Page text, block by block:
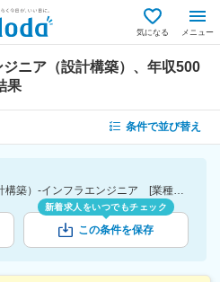
気になる メニュー
ニア（設計構築）、年収500
果
条件で並び替え
[職種]サーバーエンジニア（設計構築）-インフラエンジニア [業種]その他銀行-金融業界 [年収]500万円～
新着求人をいつでもチェック
この条件を保存